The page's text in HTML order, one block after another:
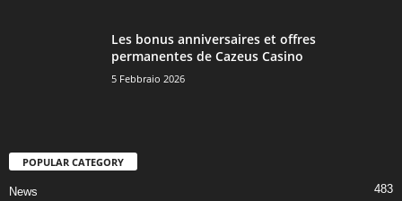
Les bonus anniversaires et offres
permanentes de Cazeus Casino
5 Febbraio 2026
POPULAR CATEGORY
News 483